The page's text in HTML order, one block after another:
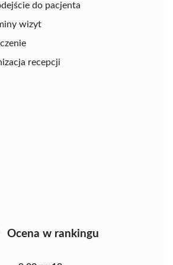
do pacjenta
wizyt
recepcji
Ocena w rankingu